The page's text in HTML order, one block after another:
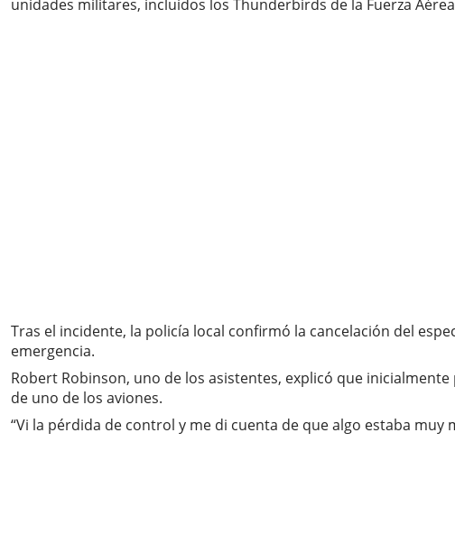
unidades militares, incluidos los Thunderbirds de la Fuerza
Tras el incidente, la policía local confirmó la cancelación del
emergencia.
Robert Robinson, uno de los asistentes, explicó que
de uno de los aviones.
“Vi la pérdida de control y me di cuenta de que algo estaba muy